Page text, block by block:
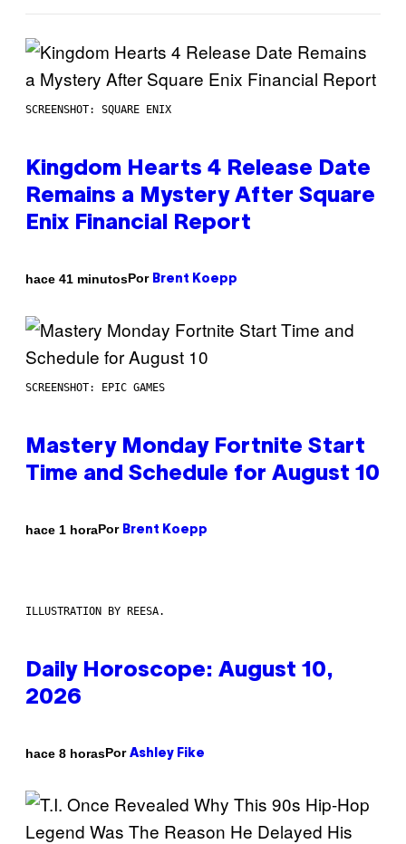
SCREENSHOT: SQUARE ENIX
Kingdom Hearts 4 Release Date
Remains a Mystery After Square
Enix Financial Report
hace 41 minutosPor Brent Koepp
SCREENSHOT: EPIC GAMES
Mastery Monday Fortnite Start
Time and Schedule for August 10
hace 1 horaPor Brent Koepp
ILLUSTRATION BY REESA.
Daily Horoscope: August 10,
2026
hace 8 horasPor Ashley Fike